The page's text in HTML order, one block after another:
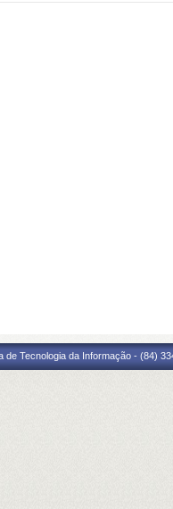
de Tecnologia da Informação - (84)